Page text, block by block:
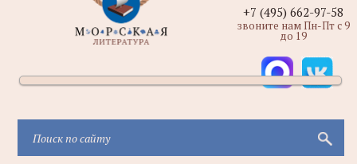
+7 (495) 662-97-58
звоните нам Пн-Пт с 9
до 19